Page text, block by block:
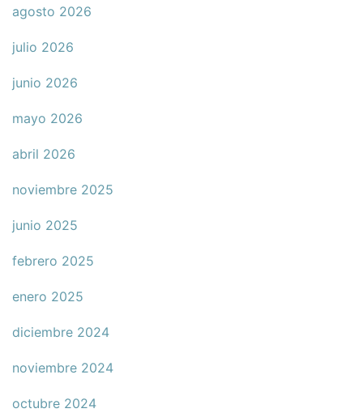
agosto 2026
julio 2026
junio 2026
mayo 2026
abril 2026
noviembre 2025
junio 2025
febrero 2025
enero 2025
diciembre 2024
noviembre 2024
octubre 2024